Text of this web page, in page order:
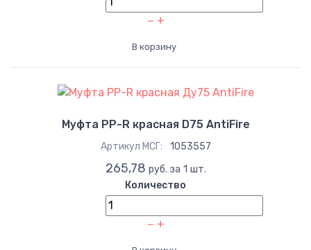
− +
В корзину
Муфта PP-R красная D75 AntiFire
Артикул МСГ: 1053557
265,78 руб. за 1 шт.
Количество
− +